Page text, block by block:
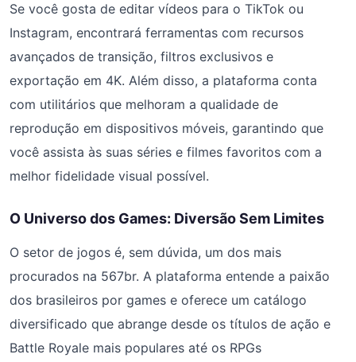
Se você gosta de editar vídeos para o TikTok ou
Instagram, encontrará ferramentas com recursos
avançados de transição, filtros exclusivos e
exportação em 4K. Além disso, a plataforma conta
com utilitários que melhoram a qualidade de
reprodução em dispositivos móveis, garantindo que
você assista às suas séries e filmes favoritos com a
melhor fidelidade visual possível.
O Universo dos Games: Diversão Sem Limites
O setor de jogos é, sem dúvida, um dos mais
procurados na 567br. A plataforma entende a paixão
dos brasileiros por games e oferece um catálogo
diversificado que abrange desde os títulos de ação e
Battle Royale mais populares até os RPGs